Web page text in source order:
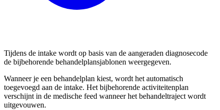
Tijdens de intake wordt op basis van de aangeraden diagnosecode
de bijbehorende behandelplansjablonen weergegeven.
Wanneer je een behandelplan kiest, wordt het automatisch
toegevoegd aan de intake. Het bijbehorende activiteitenplan
verschijnt in de medische feed wanneer het behandeltraject wordt
uitgevouwen.